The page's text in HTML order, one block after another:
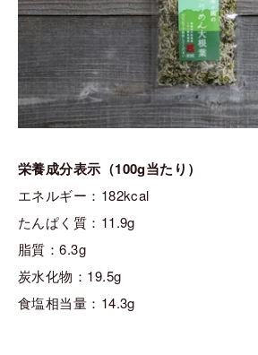
栄養成分表示（100g当たり）
エネルギー：182kcal
たんぱく質：11.9g
脂質：6.3g
炭水化物：19.5g
食塩相当量：14.3g